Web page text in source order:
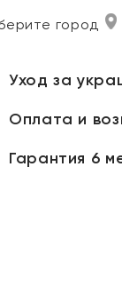
город
Уход за
Оплата и
Гарантия 6